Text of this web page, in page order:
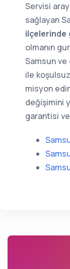
Servisi
sağlayan
ilçelerinde
olmanın
Samsun
ile
misyon
değişimini
garantisi